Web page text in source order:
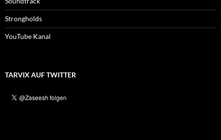
Strongholds
YouTube Kanal
TARVIX AUF TWITTER